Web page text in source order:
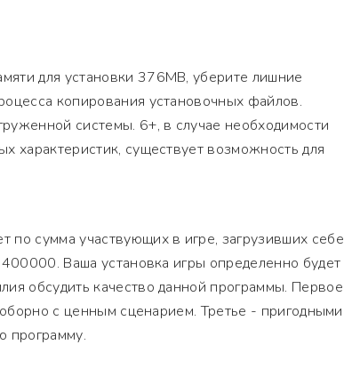
для установки 376MB, уберите лишние
копирования установочных файлов.
системы. 6+, в случае необходимости
характеристик, существует возможность для
по сумма участвующих в игре, загрузивших себе
Ваша установка игры определенно будет
обсудить качество данной программы. Первое
с ценным сценарием. Третье - пригодными
программу.